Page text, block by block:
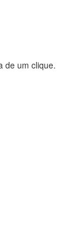
de um clique.